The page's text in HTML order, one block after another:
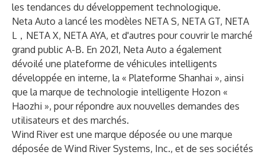
les tendances du développement technologique.
Neta Auto a lancé les modèles NETA S, NETA GT, NETA
L，NETA X, NETA AYA, et d'autres pour couvrir le marché
grand public A-B. En 2021, Neta Auto a également
dévoilé une plateforme de véhicules intelligents
développée en interne, la « Plateforme Shanhai », ainsi
que la marque de technologie intelligente Hozon «
Haozhi », pour répondre aux nouvelles demandes des
utilisateurs et des marchés.
Wind River est une marque déposée ou une marque
déposée de Wind River Systems, Inc., et de ses sociétés